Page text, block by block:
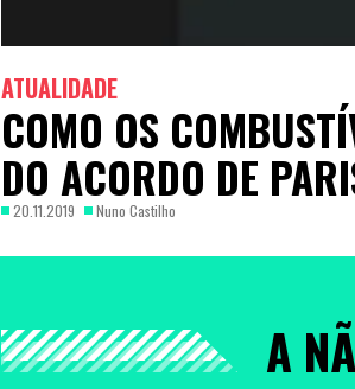
ATUALIDADE
COMO OS
DO ACORDO DE
20.11.2019 Nuno Castilho
A